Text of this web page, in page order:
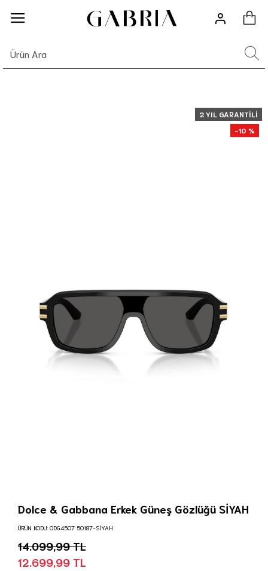
2 YIL GARANTILI
-10 %
Dolce & Gabbana Erkek Güneş Gözlüğü SİYAH
12.699,99 TL
14.099,99 TL
ÜRÜN KODU: 0DG4507 50187-SİYAH